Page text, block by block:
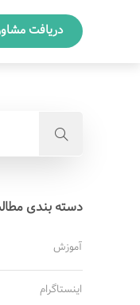
دریافت
دسته بندی
آموزش
اینستاگرام